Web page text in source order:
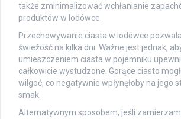
także zminimalizować wchłanianie
produktów w lodówce.
Przechowywanie ciasta w lodówce
świeżość na kilka dni. Ważne jest jednak,
umieszczeniem ciasta w pojemniku
całkowicie wystudzone. Gorące ciasto
wilgoć, co negatywnie wpłynęłoby na jego
smak.
Alternatywnym sposobem, jeśli